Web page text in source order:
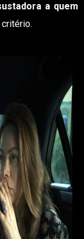
a quem